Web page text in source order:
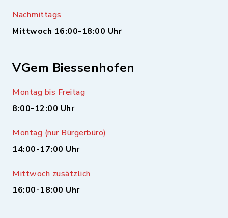
Nachmittags
Mittwoch 16:00-18:00 Uhr
VGem Biessenhofen
Montag bis Freitag
8:00-12:00 Uhr
Montag (nur Bürgerbüro)
14:00-17:00 Uhr
Mittwoch zusätzlich
16:00-18:00 Uhr